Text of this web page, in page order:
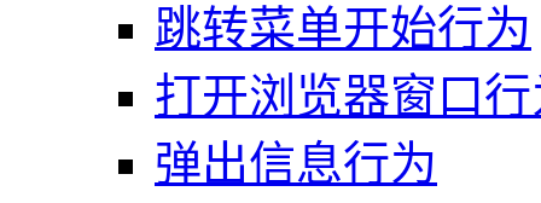
跳转菜单开始行为
打开浏览器窗口
弹出信息行为